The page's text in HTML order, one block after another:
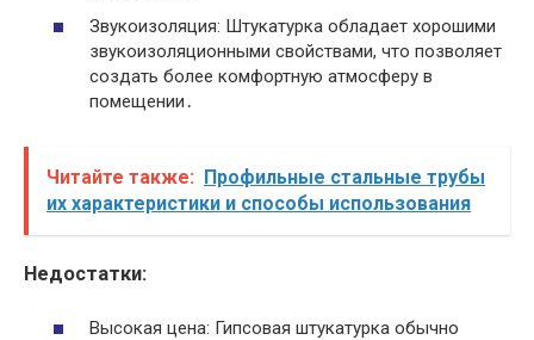
Звукоизоляция: Штукатурка обладает хорошими
звукоизоляционными свойствами, что позволяет
создать более комфортную атмосферу в
помещении․
Читайте также: Профильные стальные трубы
их характеристики и способы использования
Недостатки:
Высокая цена: Гипсовая штукатурка обычно